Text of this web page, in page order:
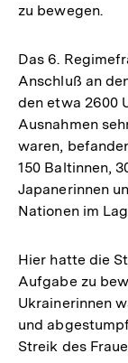
zu bewegen.
Das 6.
Anschluß an
den etwa 2600
Ausnahmen
waren,
150 Baltinnen,
Japanerinnen
Nationen im
Hier hatte die
Aufgabe zu
Ukrainerinnen
und
Streik des